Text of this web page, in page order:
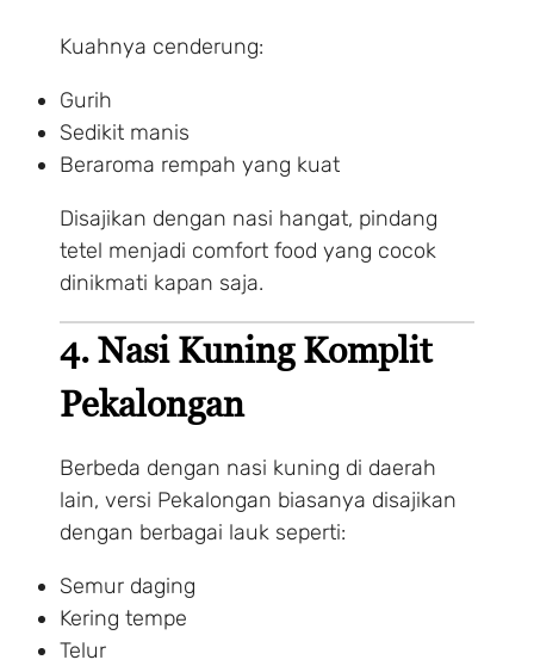
Kuahnya cenderung:
Gurih
Sedikit manis
Beraroma rempah yang kuat
Disajikan dengan nasi hangat, pindang
tetel menjadi comfort food yang cocok
dinikmati kapan saja.
4. Nasi Kuning Komplit
Pekalongan
Berbeda dengan nasi kuning di daerah
lain, versi Pekalongan biasanya disajikan
dengan berbagai lauk seperti:
Semur daging
Kering tempe
Telur